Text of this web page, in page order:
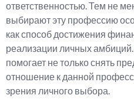
ответственностью. Тем не
выбирают эту профессию
как способ достижения
реализации личных
помогает не только снять
отношение к данной
зрения личного выбора.